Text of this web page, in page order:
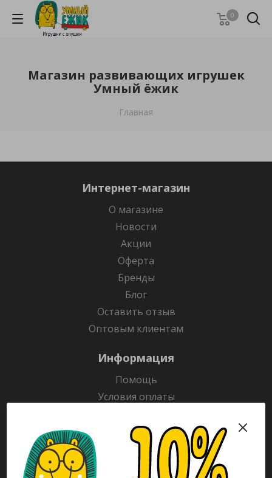
0
Магазин развивающих игрушек
Умный ёжик
Главная
Интернет-магазин
О магазине
Новости
Акции
Оферта
Бренды
Блог
Оставить отзыв
Оптовым клиентам
Информация
Помощь
Условия оплаты
Гарантия на товар
Раскраски
Рекламодателям